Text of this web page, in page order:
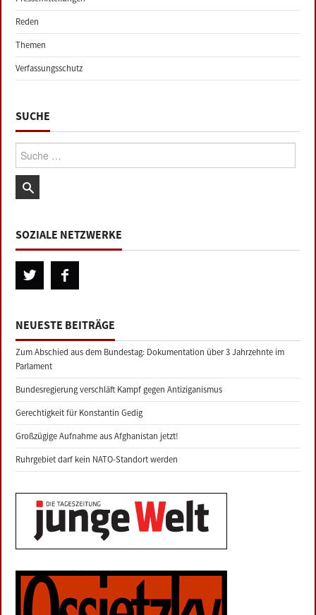
Reden
Themen
Verfassungsschutz
SUCHE
Suche:
SOZIALE NETZWERKE
NEUESTE BEITRÄGE
Zum Abschied aus dem Bundestag: Dokumentation über 3 Jahrzehnte im
Parlament
Bundesregierung verschläft Kampf gegen Antiziganismus
Gerechtigkeit für Konstantin Gedig
Großzügige Aufnahme aus Afghanistan jetzt!
Ruhrgebiet darf kein NATO-Standort werden